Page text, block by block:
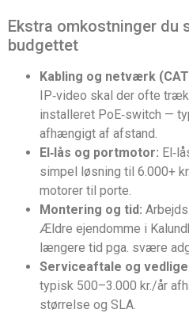
Ekstra omkostninger du
budgettet
Kabling og netværk
IP‑video skal der ofte
installeret PoE‑switch —
afhængigt af afstand.
El‑lås og portmotor:
simpel løsning til 6.000+
motorer til porte.
Montering og tid:
Ældre ejendomme i
længere tid pga. svære
Serviceaftale og
typisk 500–3.000 kr./år
størrelse og SLA.